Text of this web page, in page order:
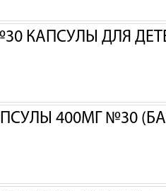
КАПСУЛЫ ДЛЯ
400МГ №30